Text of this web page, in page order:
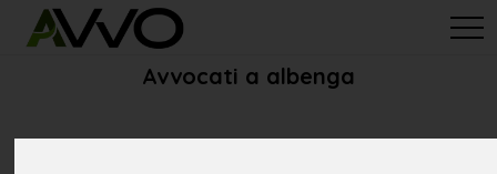
avvo-it>Savona > Avvocati albenga
Avvocati a albenga